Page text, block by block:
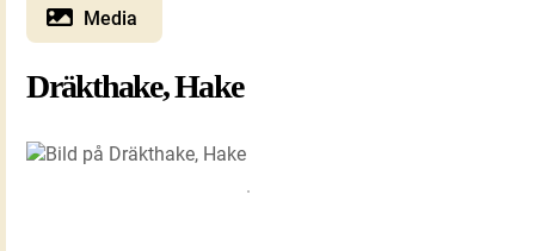
Media
Dräkthake, Hake